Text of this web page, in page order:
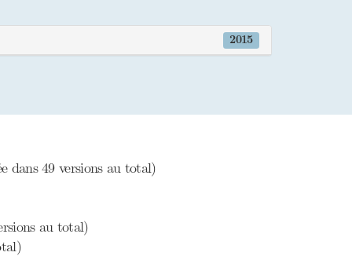
2015
dans 49 versions au total)
au total)